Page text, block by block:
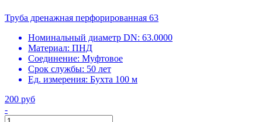
Труба дренажная перфорированная 63
Номинальный диаметр DN: 63.0000
Материал: ПНД
Соединение: Муфтовое
Срок службы: 50 лет
Ед. измерения: Бухта 100 м
200 руб
-